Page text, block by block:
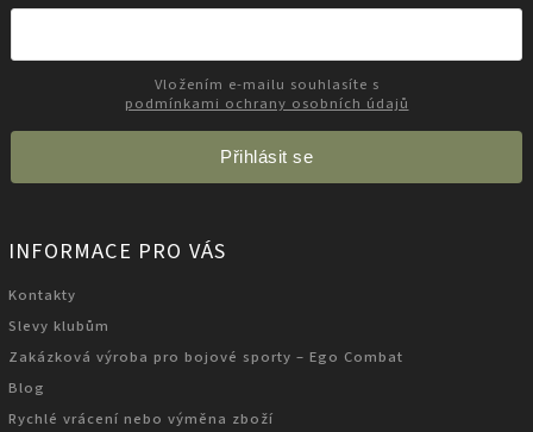
podmínkami ochrany osobních údajů
Přihlásit se
INFORMACE PRO VÁS
Kontakty
Slevy klubům
Zakázková výroba pro bojové sporty – Ego Combat
Blog
Rychlé vrácení nebo výměna zboží